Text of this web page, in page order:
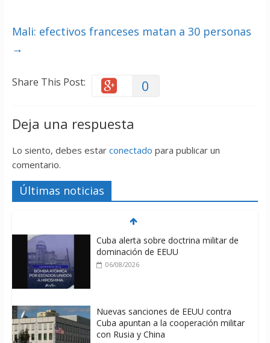
Mali: efectivos franceses matan a 30 personas
→
Share This Post: 0
Deja una respuesta
Lo siento, debes estar conectado para publicar un
comentario.
Últimas noticias
Cuba alerta sobre doctrina militar de
dominación de EEUU
06/08/2026
Nuevas sanciones de EEUU contra
Cuba apuntan a la cooperación militar
con Rusia y China